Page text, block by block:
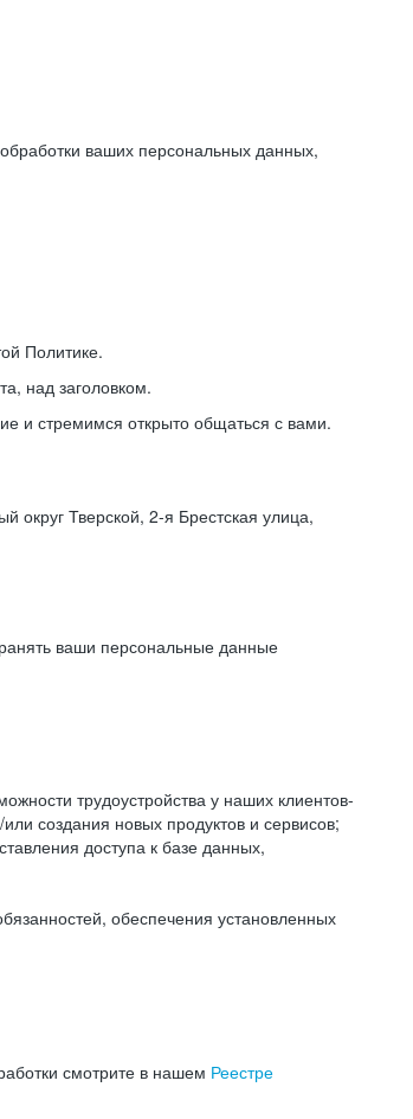
ваших персональных данных,
Политике.
над заголовком.
и стремимся открыто общаться с вами.
Тверской, 2-я Брестская улица,
ваши персональные данные
трудоустройства у наших клиентов-
создания новых продуктов и сервисов;
доступа к базе данных,
обеспечения установленных
смотрите в нашем Реестре